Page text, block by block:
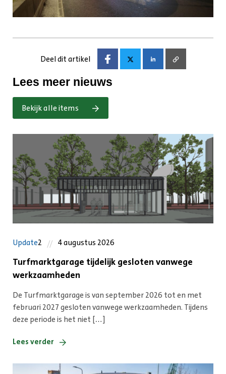
Deel dit artikel
Lees meer nieuws
Bekijk alle items
Update2 4 augustus 2026
Turfmarktgarage tijdelijk gesloten vanwege
werkzaamheden
De Turfmarktgarage is van september 2026 tot en met
februari 2027 gesloten vanwege werkzaamheden. Tijdens
deze periode is het niet […]
Lees verder